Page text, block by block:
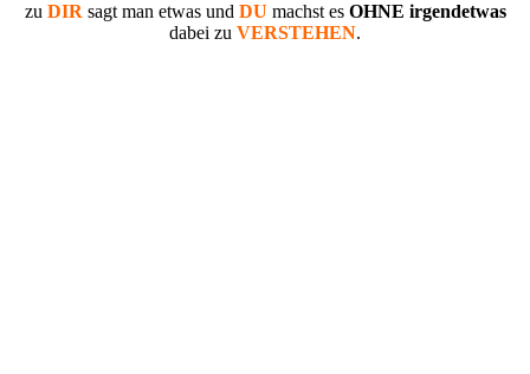
zu DIR sagt man etwas und DU machst es OHNE irgendetwas
dabei zu VERSTEHEN.